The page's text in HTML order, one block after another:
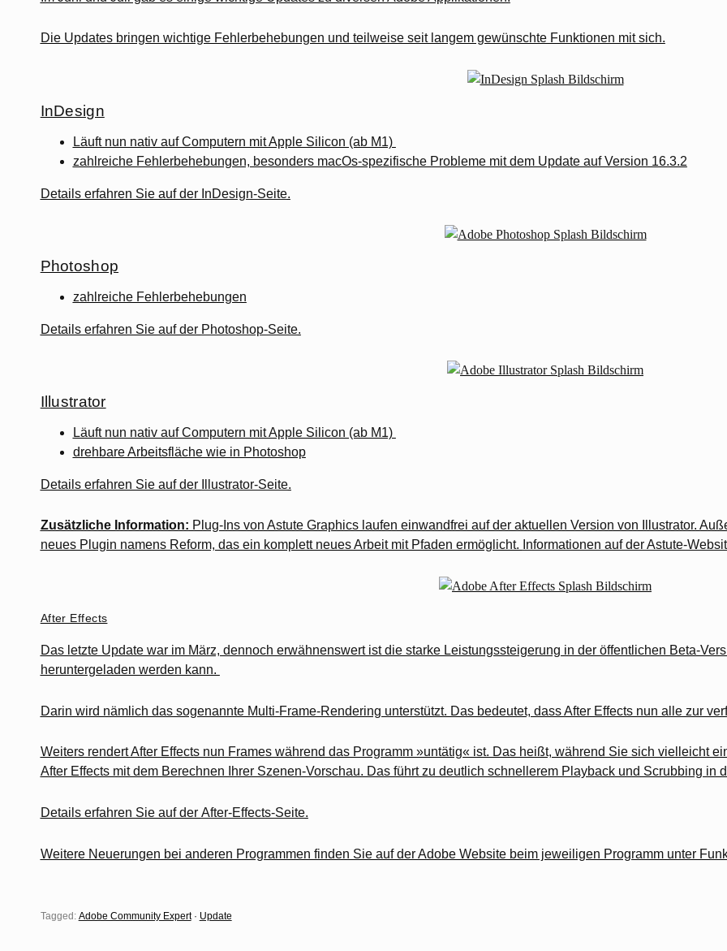
Die Updates bringen wichtige Fehlerbehebungen und teilweise seit langem gewünschte Funktionen mit sich.
InDesign
Läuft nun nativ auf Computern mit Apple Silicon (ab M1)
zahlreiche Fehlerbehebungen, besonders macOs-spezifische Probleme mit dem Update auf Version 16.3.2
Details erfahren Sie auf der InDesign-Seite.
Photoshop
zahlreiche Fehlerbehebungen
Details erfahren Sie auf der Photoshop-Seite.
Illustrator
Läuft nun nativ auf Computern mit Apple Silicon (ab M1)
drehbare Arbeitsfläche wie in Photoshop
Details erfahren Sie auf der Illustrator-Seite.
Zusätzliche Information: Plug-Ins von Astute Graphics laufen einwandfrei auf der aktuellen Version von Illustrator.
neues Plugin namens Reform, das ein komplett neues Arbeit mit Pfaden ermöglicht. Informationen auf der Astute-
After Effects
Das letzte Update war im März, dennoch erwähnenswert ist die starke Leistungssteigerung in der öffentlichen Beta-
heruntergeladen werden kann.
Darin wird nämlich das sogenannte Multi-Frame-Rendering unterstützt. Das bedeutet, dass After Effects nun alle zur
Weiters rendert After Effects nun Frames während das Programm »untätig« ist. Das heißt, während Sie sich vielleicht
After Effects mit dem Berechnen Ihrer Szenen-Vorschau. Das führt zu deutlich schnellerem Playback und Scrubbing in
Details erfahren Sie auf der After-Effects-Seite.
Weitere Neuerungen bei anderen Programmen finden Sie auf der Adobe Website beim jeweiligen Programm unter
Tagged: Adobe Community Expert· Update